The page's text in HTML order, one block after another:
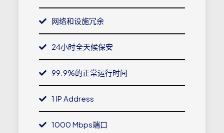
网络和设施冗余
24小时全天候保安
99.9%的正常运行时间
1 IP Address
1000 Mbps端口